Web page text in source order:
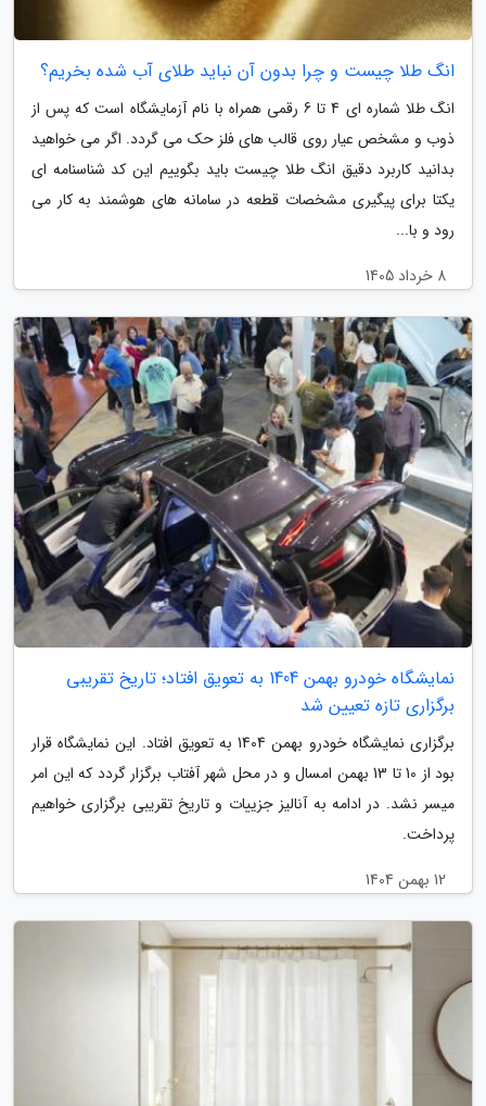
انگ طلا چیست و چرا بدون آن نباید طلای آب شده بخریم؟
انگ طلا شماره ای 4 تا 6 رقمی همراه با نام آزمایشگاه است که پس از
ذوب و مشخص عیار روی قالب های فلز حک می گردد. اگر می خواهید
بدانید کاربرد دقیق انگ طلا چیست باید بگوییم این کد شناسنامه ای
یکتا برای پیگیری مشخصات قطعه در سامانه های هوشمند به کار می
رود و با...
8 خرداد 1405
نمایشگاه خودرو بهمن 1404 به تعویق افتاد؛ تاریخ تقریبی
برگزاری تازه تعیین شد
برگزاری نمایشگاه خودرو بهمن 1404 به تعویق افتاد. این نمایشگاه قرار
بود از 10 تا 13 بهمن امسال و در محل شهر آفتاب برگزار گردد که این امر
میسر نشد. در ادامه به آنالیز جزییات و تاریخ تقریبی برگزاری خواهیم
پرداخت.
12 بهمن 1404